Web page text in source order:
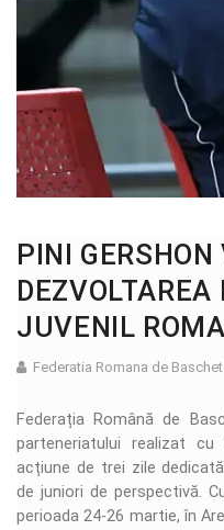
PINI
JUVENIL
Federatia Romana de Baschet
Federația Română de
parteneriatului realizat
acțiune de trei zile
de juniori de perspectivă.
perioada 24-26 martie, în